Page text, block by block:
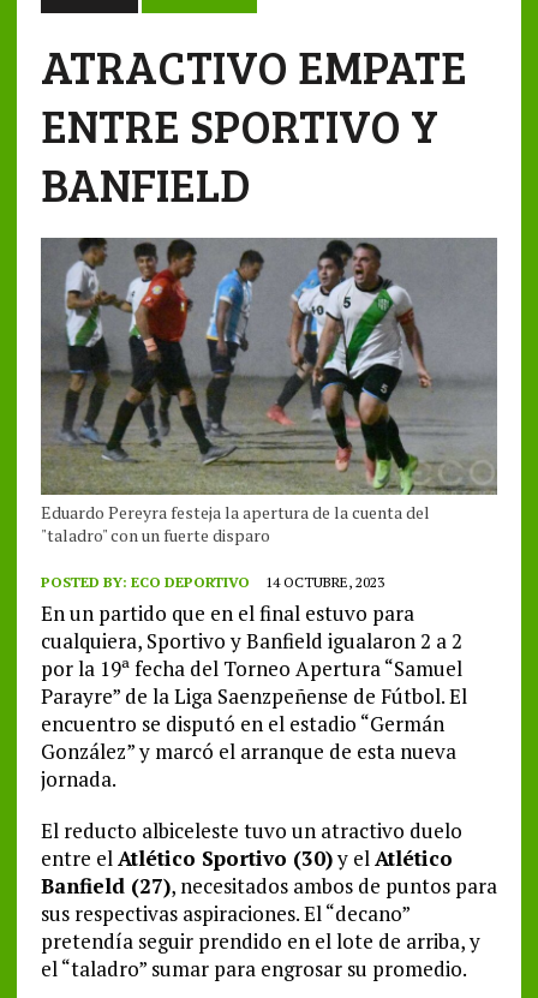
ATRACTIVO EMPATE
ENTRE SPORTIVO Y
BANFIELD
Eduardo Pereyra festeja la apertura de la cuenta del
"taladro" con un fuerte disparo
POSTED BY: ECO DEPORTIVO 14 OCTUBRE, 2023
En un partido que en el final estuvo para
cualquiera, Sportivo y Banfield igualaron 2 a 2
por la 19ª fecha del Torneo Apertura “Samuel
Parayre” de la Liga Saenzpeñense de Fútbol. El
encuentro se disputó en el estadio “Germán
González” y marcó el arranque de esta nueva
jornada.
El reducto albiceleste tuvo un atractivo duelo
entre elAtlético Sportivo (30)y elAtlético
Banfield (27), necesitados ambos de puntos para
sus respectivas aspiraciones. El “decano”
pretendía seguir prendido en el lote de arriba, y
el “taladro” sumar para engrosar su promedio.